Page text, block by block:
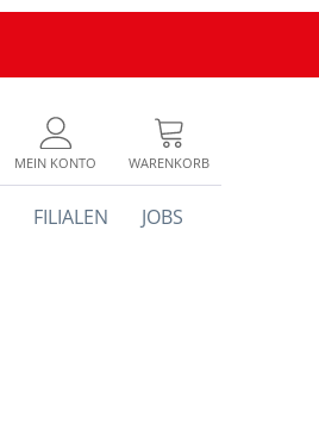
MEIN KONTO WARENKORB
FILIALEN JOBS